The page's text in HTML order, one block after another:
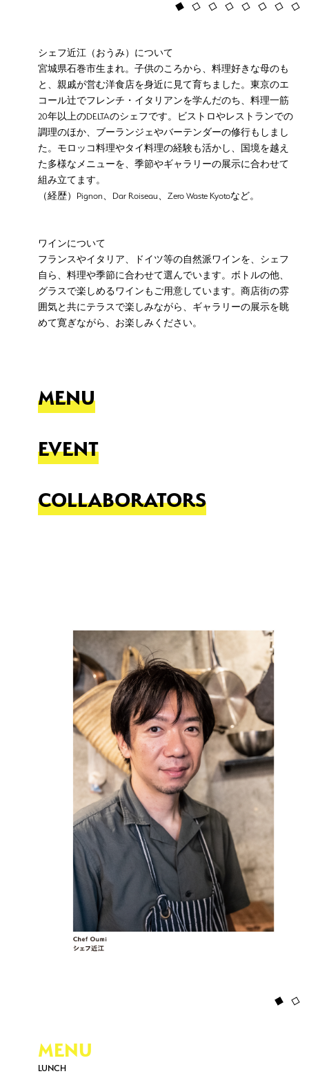
シェフ近江（おうみ）について
宮城県石巻市生まれ。子供のころから、料理好きな母のも
と、親戚が営む洋食店を身近に見て育ちました。東京のエ
コール辻でフレンチ・イタリアンを学んだのち、料理一筋
20年以上のDELTAのシェフです。ビストロやレストランでの
調理のほか、ブーランジェやバーテンダーの修行もしまし
た。モロッコ料理やタイ料理の経験も活かし、国境を越え
た多様なメニューを、季節やギャラリーの展示に合わせて
組み立てます。
（経歴）Pignon、Dar Roiseau、Zero Waste Kyotoなど。
ワインについて
フランスやイタリア、ドイツ等の自然派ワインを、シェフ
自ら、料理や季節に合わせて選んでいます。ボトルの他、
グラスで楽しめるワインもご用意しています。商店街の雰
囲気と共にテラスで楽しみながら、ギャラリーの展示を眺
めて寛ぎながら、お楽しみください。
MENU
EVENT
COLLABORATORS
MENU
LUNCH